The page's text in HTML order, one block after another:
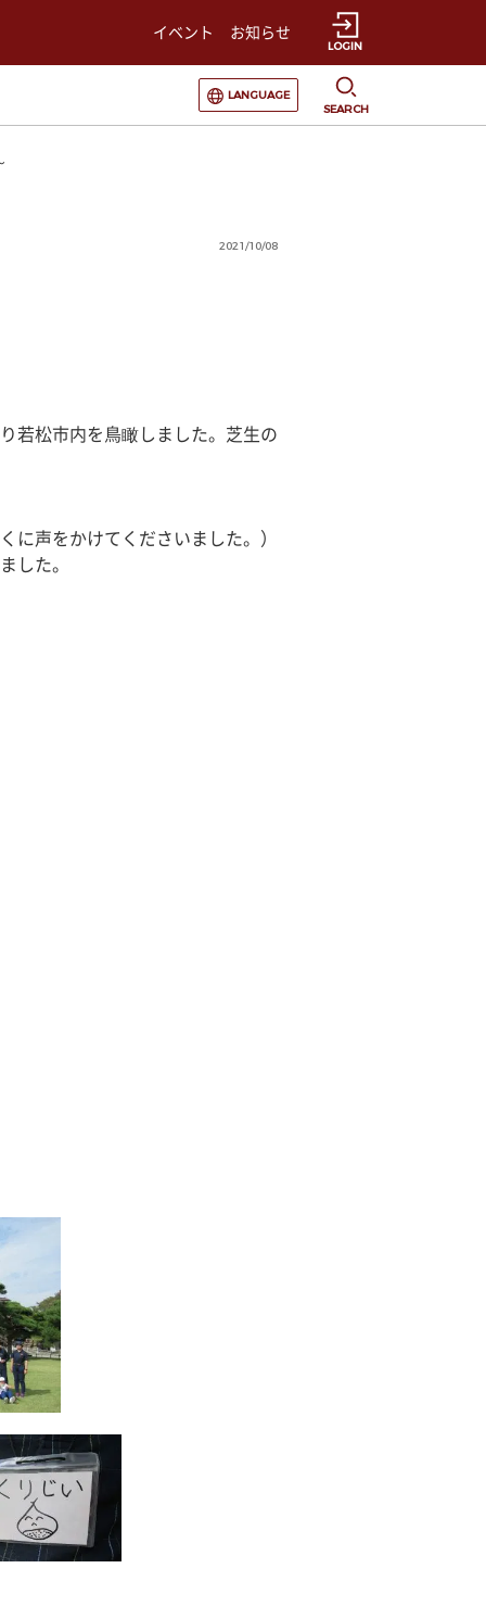
イベント お知らせ
LOGIN
選択すると言語の切替が発生します
LANGUAGE
SEARCH
2021/10/08
若松市内を鳥瞰しました。芝生の
声をかけてくださいました。）
した。